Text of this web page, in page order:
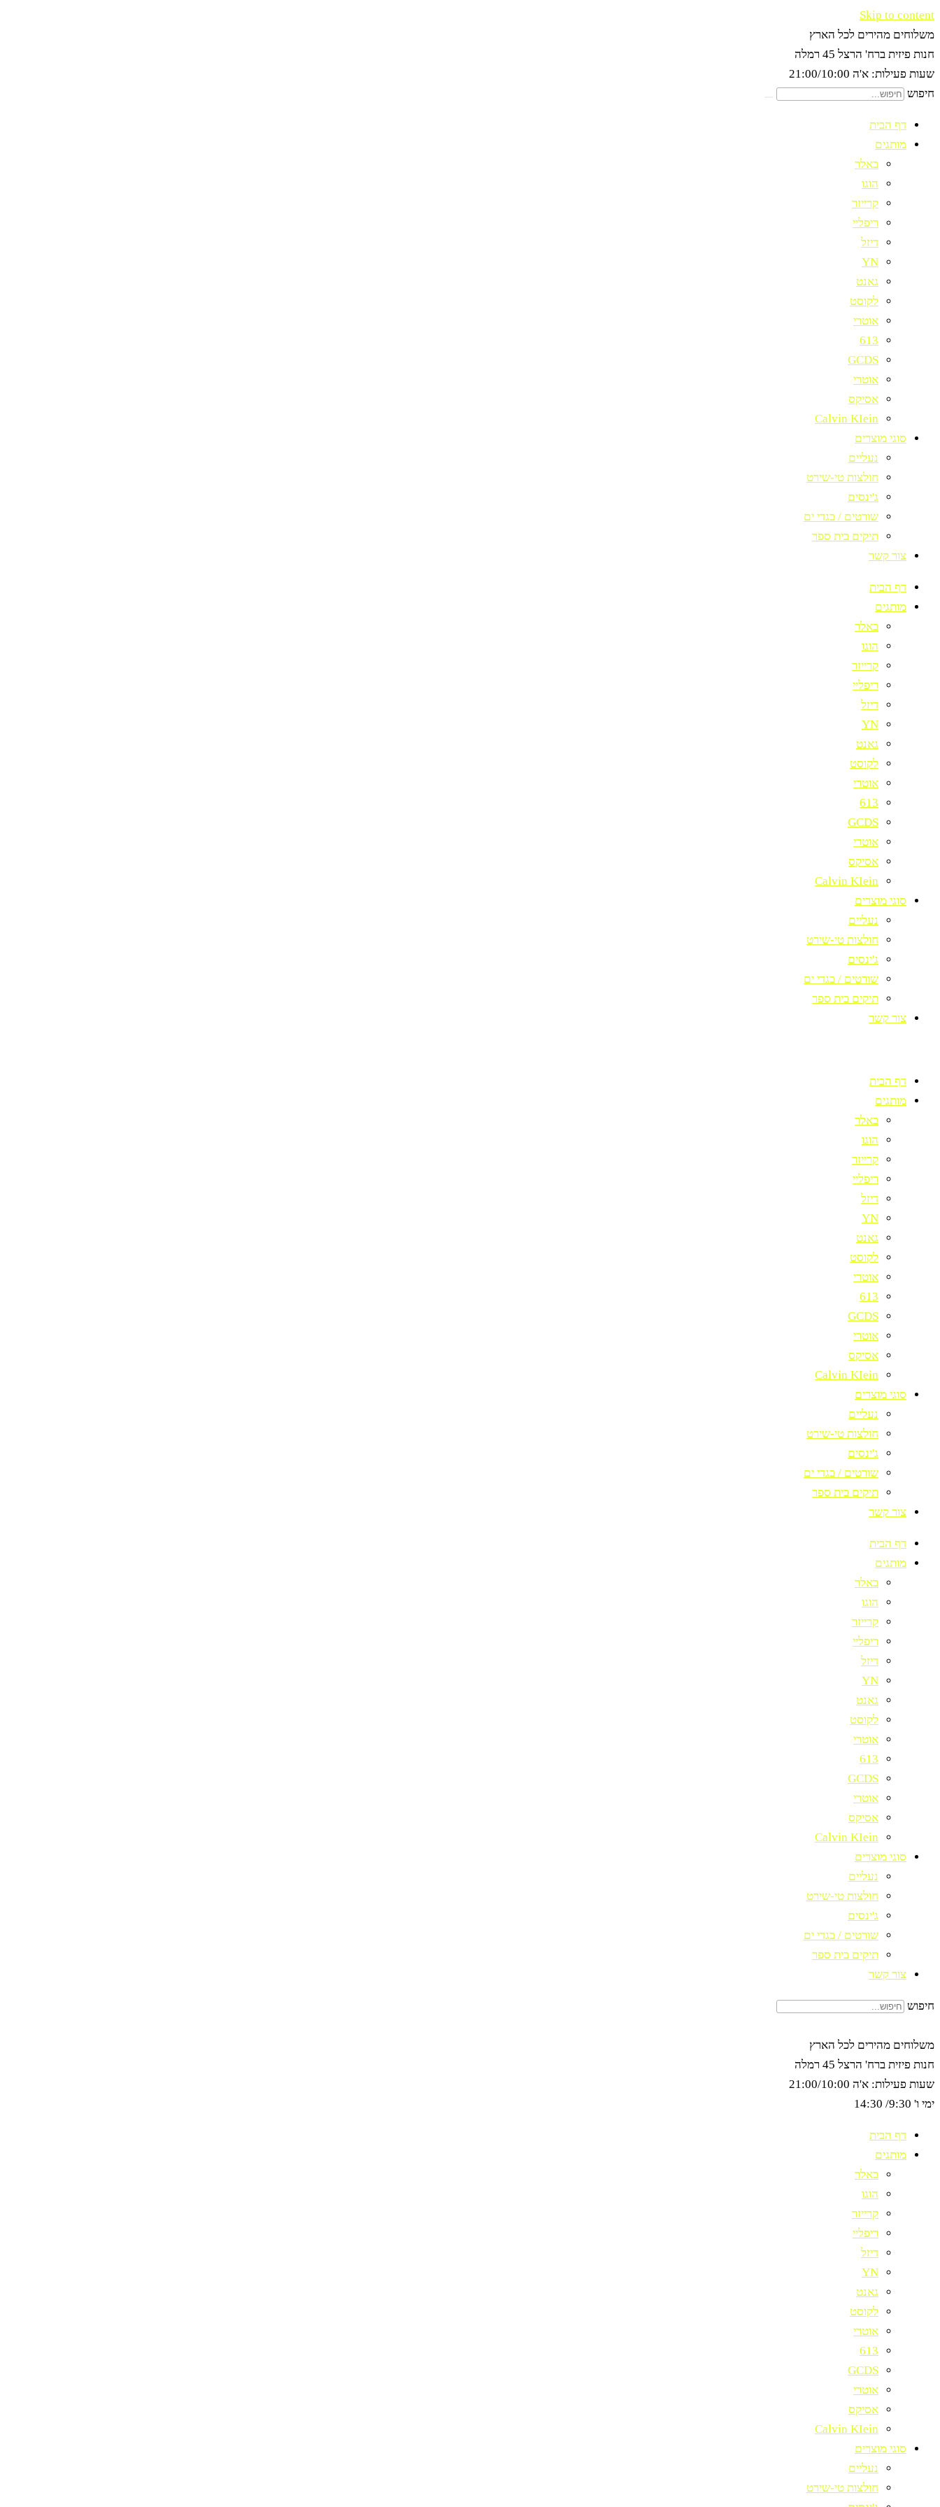
Skip to content
משלוחים מהירים לכל הארץ
חנות פיזית ברח' הרצל 45 רמלה
שעות פעילות: א'ה 21:00/10:00
חיפוש
דף הבית
מותגים
באלר
הוגו
קרייזר
ריפליי
דיזל
YN
גאנט
לקוסט
אוטרי
613
GCDS
אוטרי
אסיקס
Calvin KIein
סוגי מוצרים
נעליים
חולצות טי-שירט
ג'ינסים
שורטים / בגדי ים
תיקים בית ספר
צור קשר
דף הבית
מותגים
באלר
הוגו
קרייזר
ריפליי
דיזל
YN
גאנט
לקוסט
אוטרי
613
GCDS
אוטרי
אסיקס
Calvin KIein
סוגי מוצרים
נעליים
חולצות טי-שירט
ג'ינסים
שורטים / בגדי ים
תיקים בית ספר
צור קשר
דף הבית
מותגים
באלר
הוגו
קרייזר
ריפליי
דיזל
YN
גאנט
לקוסט
אוטרי
613
GCDS
אוטרי
אסיקס
Calvin KIein
סוגי מוצרים
נעליים
חולצות טי-שירט
ג'ינסים
שורטים / בגדי ים
תיקים בית ספר
צור קשר
דף הבית
מותגים
באלר
הוגו
קרייזר
ריפליי
דיזל
YN
גאנט
לקוסט
אוטרי
613
GCDS
אוטרי
אסיקס
Calvin KIein
סוגי מוצרים
נעליים
חולצות טי-שירט
ג'ינסים
שורטים / בגדי ים
תיקים בית ספר
צור קשר
חיפוש
משלוחים מהירים לכל הארץ
חנות פיזית ברח' הרצל 45 רמלה
שעות פעילות: א'ה 21:00/10:00
ימי ו' 9:30/ 14:30
דף הבית
מותגים
באלר
הוגו
קרייזר
ריפליי
דיזל
YN
גאנט
לקוסט
אוטרי
613
GCDS
אוטרי
אסיקס
Calvin KIein
סוגי מוצרים
נעליים
חולצות טי-שירט